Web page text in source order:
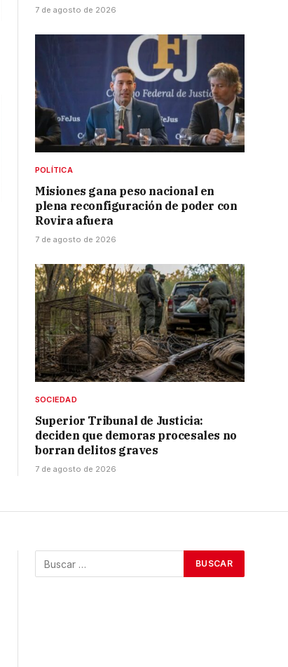
7 de agosto de 2026
POLÍTICA
Misiones gana peso nacional en
plena reconfiguración de poder con
Rovira afuera
7 de agosto de 2026
SOCIEDAD
Superior Tribunal de Justicia:
deciden que demoras procesales no
borran delitos graves
7 de agosto de 2026